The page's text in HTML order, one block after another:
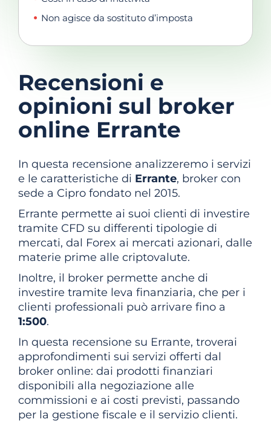
Non agisce da sostituto d’imposta
Recensioni e
opinioni sul broker
online Errante
In questa recensione analizzeremo i servizi
e le caratteristiche di Errante, broker con
sede a Cipro fondato nel 2015.
Errante permette ai suoi clienti di investire
tramite CFD su differenti tipologie di
mercati, dal Forex ai mercati azionari, dalle
materie prime alle criptovalute.
Inoltre, il broker permette anche di
investire tramite leva finanziaria, che per i
clienti professionali può arrivare fino a
1:500.
In questa recensione su Errante, troverai
approfondimenti sui servizi offerti dal
broker online: dai prodotti finanziari
disponibili alla negoziazione alle
commissioni e ai costi previsti, passando
per la gestione fiscale e il servizio clienti.